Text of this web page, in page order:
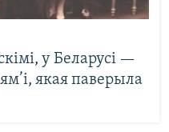
у Беларусі —
якая паверыла